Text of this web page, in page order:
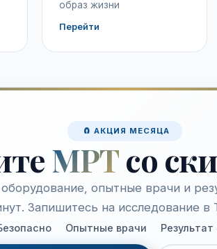
образ жизни
Перейти
🧲 АКЦИЯ МЕСЯЦА
МРТсо
опытные врачи и
Запишитесь на исследование в
Опытные врачи